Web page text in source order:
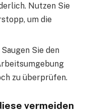
Nutzen Sie
um die
Saugen Sie den
zu überprüfen.
vermeiden